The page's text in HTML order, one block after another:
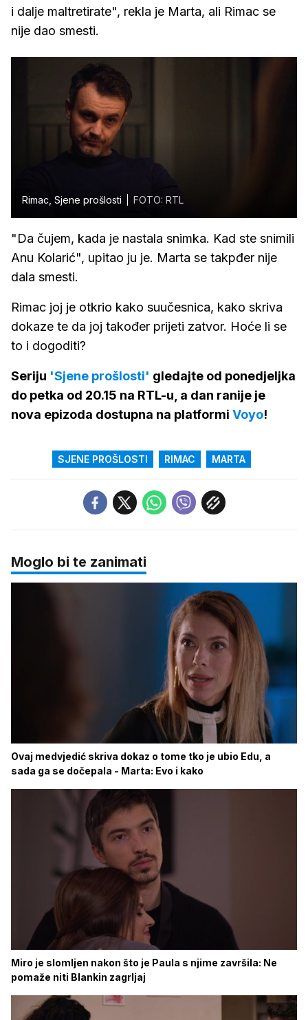
i dalje maltretirate", rekla je Marta, ali Rimac se
nije dao smesti.
Rimac, Sjene prošlosti FOTO: RTL
"Da čujem, kada je nastala snimka. Kad ste snimili
Anu Kolarić", upitao ju je. Marta se takpđer nije
dala smesti.
Rimac joj je otkrio kako suučesnica, kako skriva
dokaze te da joj također prijeti zatvor. Hoće li se
to i dogoditi?
Seriju 'Sjene prošlosti' gledajte od ponedjeljka
do petka od 20.15 na RTL-u, a dan ranije je
nova epizoda dostupna na platformi Voyo!
SJENE PROŠLOSTI RIMAC MARTA
Moglo bi te zanimati
Ovaj medvjedić skriva dokaz o tome tko je ubio Edu, a
sada ga se dočepala - Marta: Evo i kako
Miro je slomljen nakon što je Paula s njime završila: Ne
pomaže niti Blankin zagrljaj